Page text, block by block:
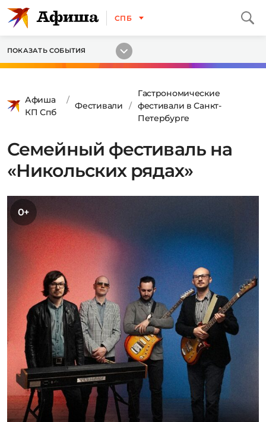
СПБ
ПОКАЗАТЬ СОБЫТИЯ
Афиша
КП Спб
Фестивали
Гастрономические
фестивали в Санкт-
Петербурге
Семейный фестиваль на
«Никольских рядах»
0+